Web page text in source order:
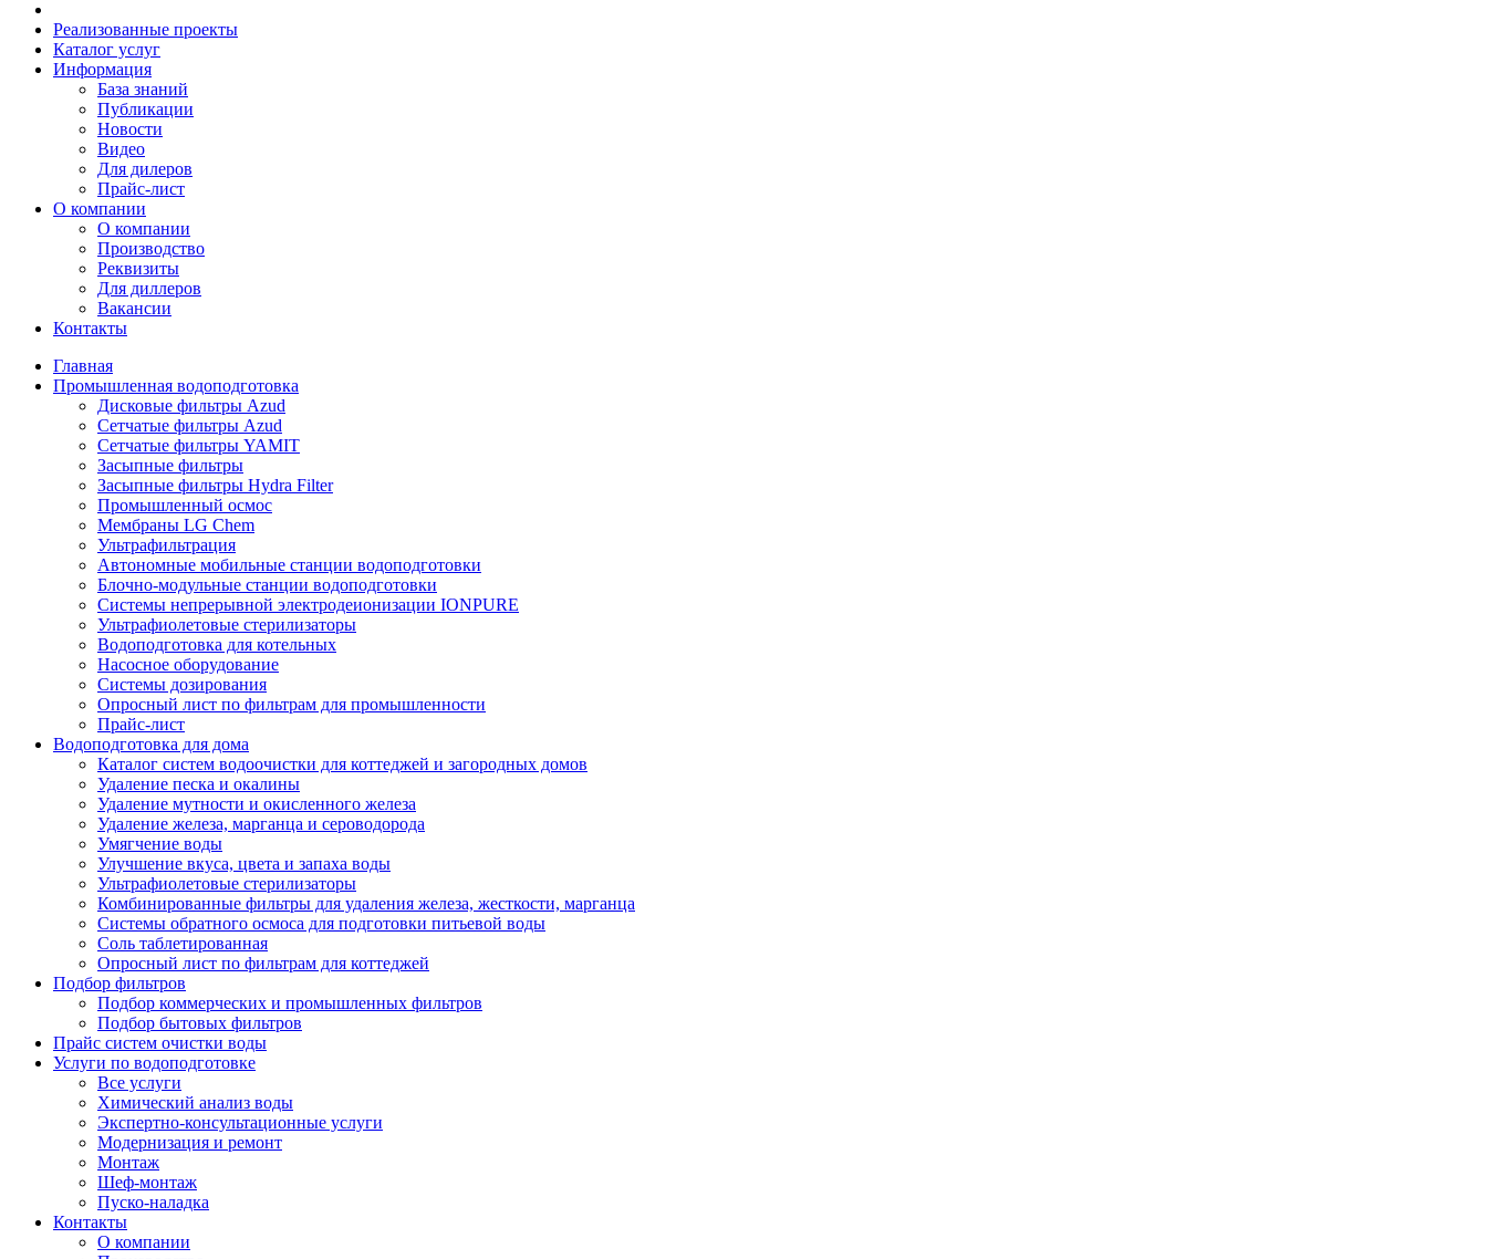
Реализованные проекты
Каталог услуг
Информация
База знаний
Публикации
Новости
Видео
Для дилеров
Прайс-лист
О компании
О компании
Производство
Реквизиты
Для диллеров
Вакансии
Контакты
Главная
Промышленная водоподготовка
Дисковые фильтры Azud
Сетчатые фильтры Azud
Сетчатые фильтры YAMIT
Засыпные фильтры
Засыпные фильтры Hydra Filter
Промышленный осмос
Мембраны LG Chem
Ультрафильтрация
Автономные мобильные станции водоподготовки
Блочно-модульные станции водоподготовки
Системы непрерывной электродеионизации IONPURE
Ультрафиолетовые стерилизаторы
Водоподготовка для котельных
Насосное оборудование
Системы дозирования
Опросный лист по фильтрам для промышленности
Прайс-лист
Водоподготовка для дома
Каталог систем водоочистки для коттеджей и загородных домов
Удаление песка и окалины
Удаление мутности и окисленного железа
Удаление железа, марганца и сероводорода
Умягчение воды
Улучшение вкуса, цвета и запаха воды
Ультрафиолетовые стерилизаторы
Комбинированные фильтры для удаления железа, жесткости, марганца
Системы обратного осмоса для подготовки питьевой воды
Соль таблетированная
Опросный лист по фильтрам для коттеджей
Подбор фильтров
Подбор коммерческих и промышленных фильтров
Подбор бытовых фильтров
Прайс систем очистки воды
Услуги по водоподготовке
Все услуги
Химический анализ воды
Экспертно-консультационные услуги
Модернизация и ремонт
Монтаж
Шеф-монтаж
Пуско-наладка
Контакты
О компании